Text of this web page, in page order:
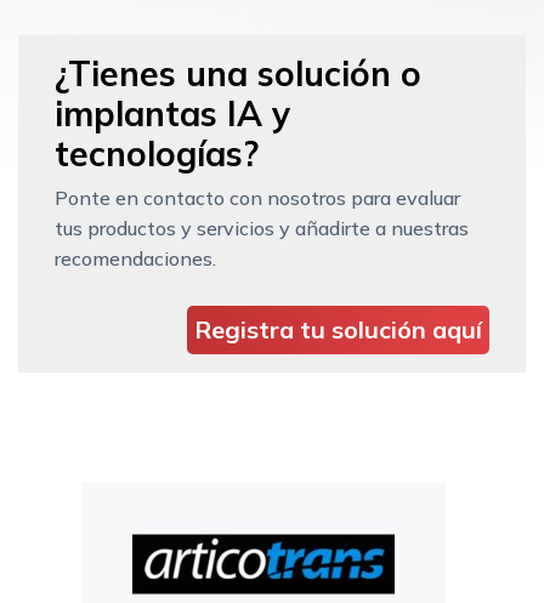
¿Tienes una solución o
implantas IA y
tecnologías?
Ponte en contacto con nosotros para evaluar
tus productos y servicios y añadirte a nuestras
recomendaciones.
Registra tu solución aquí